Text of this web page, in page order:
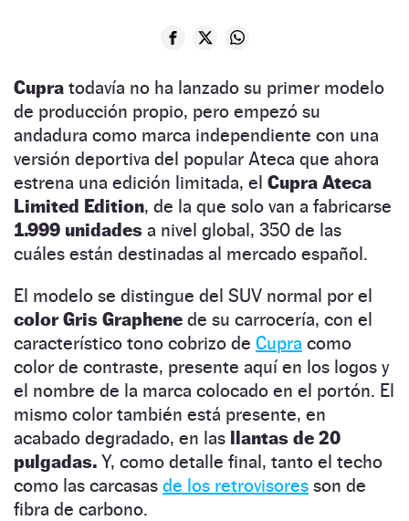
Cupra todavía no ha lanzado su primer modelo
de producción propio, pero empezó su
andadura como marca independiente con una
versión deportiva del popular Ateca que ahora
estrena una edición limitada, el Cupra Ateca
Limited Edition, de la que solo van a fabricarse
1.999 unidades a nivel global, 350 de las
cuáles están destinadas al mercado español.
El modelo se distingue del SUV normal por el
color Gris Graphene de su carrocería, con el
característico tono cobrizo de Cupra como
color de contraste, presente aquí en los logos y
el nombre de la marca colocado en el portón. El
mismo color también está presente, en
acabado degradado, en las llantas de 20
pulgadas. Y, como detalle final, tanto el techo
como las carcasas de los retrovisores son de
fibra de carbono.